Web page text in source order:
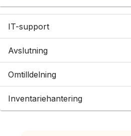
IT-support
Avslutning
Omtilldelning
Inventariehantering